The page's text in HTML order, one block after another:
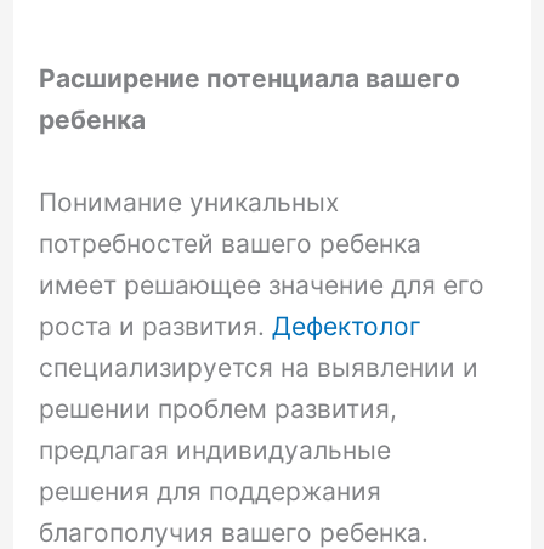
Расширение потенциала вашего
ребенка
Понимание уникальных
потребностей вашего ребенка
имеет решающее значение для его
роста и развития.Дефектолог
специализируется на выявлении и
решении проблем развития,
предлагая индивидуальные
решения для поддержания
благополучия вашего ребенка.